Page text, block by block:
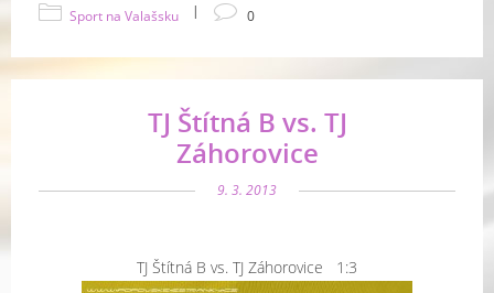
Sport na Valašsku | 0
TJ Štítná B vs. TJ
Záhorovice
9. 3. 2013
TJ Štítná B vs. TJ Záhorovice 1:3